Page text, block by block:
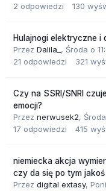
2 odpowiedzi 130
Hulajnogi elektryczne i
Przez Dalila_ , Środa o
21 odpowiedzi 321
Czy na SSRI/SNRI
emocji?
Przez nerwusek2,
17 odpowiedzi 415
niemiecka akcja
czy da się po tym
Przez digital extasy,